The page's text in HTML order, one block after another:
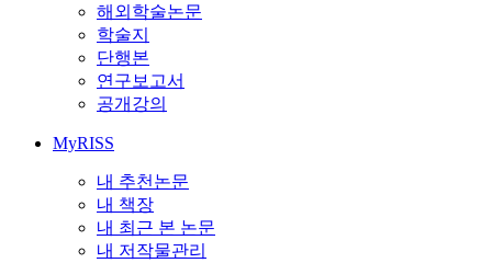
해외학술논문
학술지
단행본
연구보고서
공개강의
MyRISS
내 추천논문
내 책장
내 최근 본 논문
내 저작물관리